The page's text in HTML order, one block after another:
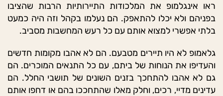
ראו אינגלמופ את המלכודות התיירותיות הרבות שהציבו
בפניהם ולא יכלו להתאפק. הם נעלמו בקהל וזה היה כמעט
בלתי אפשרי למצוא אותם עם כל רעש המחשבות מסביב.
גלאמופ לא היו תיירים מטבעם. הם לא אהבו מקומות חדשים
והעדיפו את הנוחות של ביתם, עם כל התנאים המוכרים. הם
גם לא אהבו להתחכך בזנים השונים של תושבי החלל. הם
עדינים מדיי, רכים, וחלק מאלו שהתחככו בהם או דחפו אותם